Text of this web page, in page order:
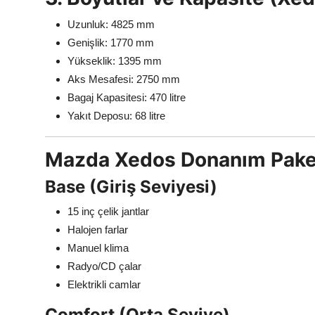
Uzunluk: 4825 mm
Genişlik: 1770 mm
Yükseklik: 1395 mm
Aks Mesafesi: 2750 mm
Bagaj Kapasitesi: 470 litre
Yakıt Deposu: 68 litre
Mazda Xedos Donanım
Base (Giriş Seviyesi)
15 inç çelik jantlar
Halojen farlar
Manuel klima
Radyo/CD çalar
Elektrikli camlar